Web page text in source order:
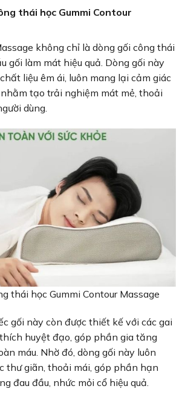
thái học Gummi Contour
không chỉ là dòng gối công thái
gối làm mát hiệu quả. Dòng gối này
liệu êm ái, luôn mang lại cảm giác
tạo trải nghiệm mát mẻ, thoải
dùng.
thái học Gummi Contour Massage
gối này còn được thiết kế với các gai
huyệt đạo, góp phần gia tăng
máu. Nhờ đó, dòng gối này luôn
thư giãn, thoải mái, góp phần hạn
đau đầu, nhức mỏi cổ hiệu quả.